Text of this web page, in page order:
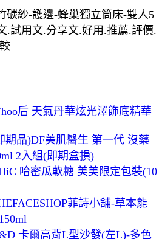
碳紗-護邊-蜂巢獨立筒床-雙人5
.試用文.分享文.好用.推薦.評價.
后 天氣丹華炫光澤飾底精華
期品)DF美肌醫生 第一代 沒藥
2入組(即期盒損)
哈密瓜軟糖 美美限定包裝(10
菲詩小舖-草本能
卡爾高背L型沙發(左L)-多色